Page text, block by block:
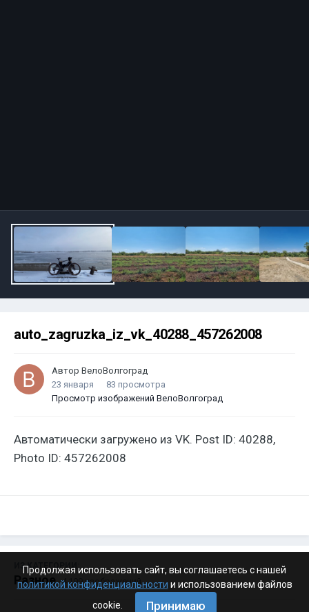
auto_zagruzka_iz_vk_40288_457262008
Автор ВелоВолгоград
23 января
83 просмотра
Просмотр изображений ВелоВолгоград
Автоматически загружено из VK. Post ID: 40288,
Photo ID: 457262008
ИЗ КАТЕГОРИИ:
Разное · 4 199 изображений
Продолжая использовать сайт, вы соглашаетесь с нашей
политикой конфиденциальности и использованием файлов
cookie.
Принимаю